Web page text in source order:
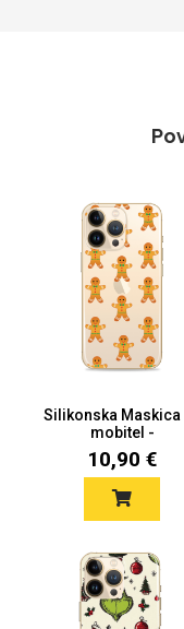
Silikonska Maskica
mobitel -
"Gingerbreads"...
10,90 €